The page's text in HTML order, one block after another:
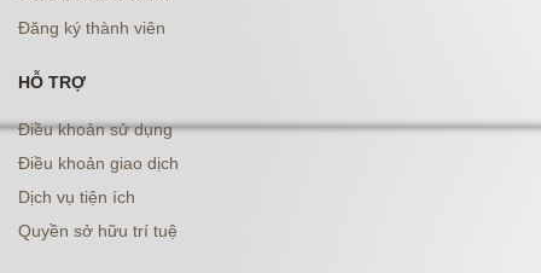
Đăng ký thành viên
HỖ TRỢ
Điều khoản sử dụng
Điều khoản giao dịch
Dịch vụ tiện ích
Quyền sở hữu trí tuệ